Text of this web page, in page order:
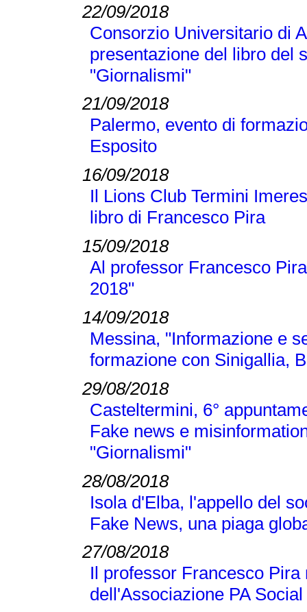
22/09/2018
Consorzio Universitario di
presentazione del libro del
"Giornalismi"
21/09/2018
Palermo, evento di
Esposito
16/09/2018
Il Lions Club Termini
libro di Francesco Pira
15/09/2018
Al professor Francesco
2018"
14/09/2018
Messina, "Informazione e
formazione con Sinigallia,
29/08/2018
Casteltermini, 6°
Fake news e
"Giornalismi"
28/08/2018
Isola d'Elba, l'appello del
Fake News, una piaga
27/08/2018
Il professor Francesco
dell'Associazione PA Social